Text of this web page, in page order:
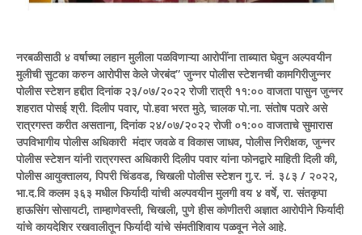
नरबळीसाठी ४ वर्षाच्या लहान मुलीला पळविणाऱ्या आरोपींना ताब्यात घेवुन अल्पवयीन
मुलीची सुटका करुन आरोपीस केले जेरबंद” जुन्नर पोलीस स्टेशनची कामगिरीजुन्नर
पोलीस स्टेशन हद्दीत दिनांक २३/०७/२०२२ रोजी रात्री ११:०० वाजता पासुन जुन्नर
शहरात पोसई श्री. दिलीप पवार, पो.हवा भरत मुठे, चालक पो.ना. संतोष पठारे असे
रात्रगस्त करीत असताना, दिनांक २४/०७/२०२२ रोजी ०१:०० वाजताचे सुमारास
उपविभागीय पोलीस अधिकारी मंदार जवळे व विकास जाधव, पोलीस निरीक्षक, जुन्नर
पोलीस स्टेशन यांनी रात्रगस्त अधिकारी दिलीप पवार यांना फोनद्वारे माहिती दिली की,
पोलीस आयुक्तालय, पिपरी चिंडवड, चिखली पोलीस स्टेशन गु.र. नं. ३८३ / २०२२,
भा.द.वि कलम ३६३ मधील फिर्यादी यांची अल्पवयीन मुलगी वय ४ वर्षे, रा. संतकृपा
हाऊसिंग सोसायटी, ताम्हाणेवस्ती, चिखली, पुणे हीस कोणीतरी अज्ञात आरोपीने फिर्यादी
यांचे कायदेशिर रखवालीतून फिर्यादी यांचे संमतीशिवाय पळवून नेले आहे.